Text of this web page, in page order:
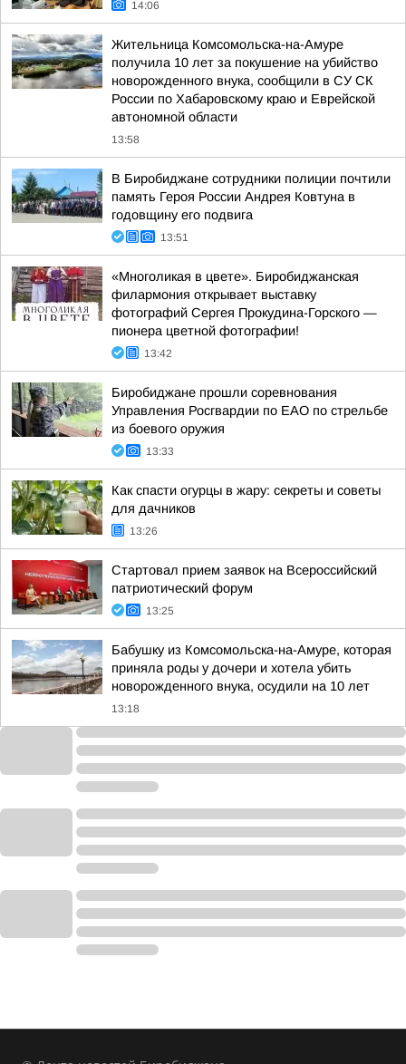
14:06
Жительница Комсомольска-на-Амуре
получила 10 лет за покушение на убийство
новорожденного внука, сообщили в СУ СК
России по Хабаровскому краю и Еврейской
автономной области
13:58
В Биробиджане сотрудники полиции почтили
память Героя России Андрея Ковтуна в
годовщину его подвига
13:51
«Многоликая в цвете». Биробиджанская
филармония открывает выставку
фотографий Сергея Прокудина-Горского —
пионера цветной фотографии!
13:42
Биробиджане прошли соревнования
Управления Росгвардии по ЕАО по стрельбе
из боевого оружия
13:33
Как спасти огурцы в жару: секреты и советы
для дачников
13:26
Стартовал прием заявок на Всероссийский
патриотический форум
13:25
Бабушку из Комсомольска-на-Амуре, которая
приняла роды у дочери и хотела убить
новорожденного внука, осудили на 10 лет
13:18